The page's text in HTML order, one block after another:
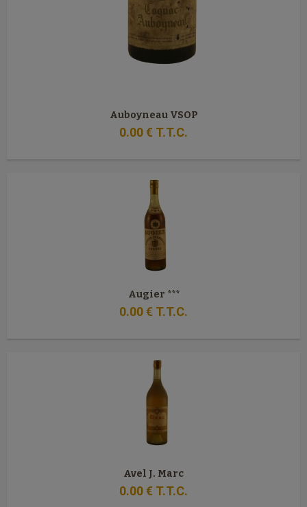
Auboyneau VSOP
0.00€ T.T.C.
Augier ***
0.00€ T.T.C.
Avel J. Marc
0.00€ T.T.C.